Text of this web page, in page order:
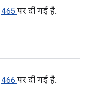
465 पर दी गई है.
466 पर दी गई है.